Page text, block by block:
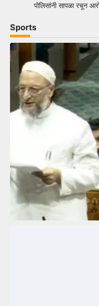
पोलिसांनी सापळा रचून
Sports